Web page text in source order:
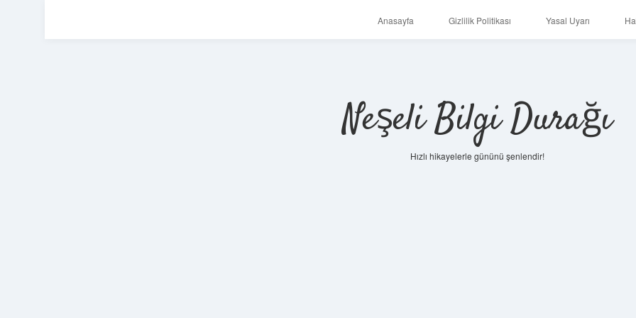
Anasayfa Gizlilik Politikası Yasal Uyarı
Neşeli Bilgi Durağı
Hızlı hikayelerle gününü şenlendir!